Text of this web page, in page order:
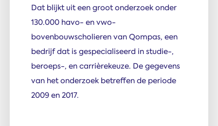
Dat blijkt uit een groot onderzoek onder
130.000 havo- en vwo-
bovenbouwscholieren van Qompas, een
bedrijf dat is gespecialiseerd in studie-,
beroeps-, en carrièrekeuze. De gegevens
van het onderzoek betreffen de periode
2009 en 2017.